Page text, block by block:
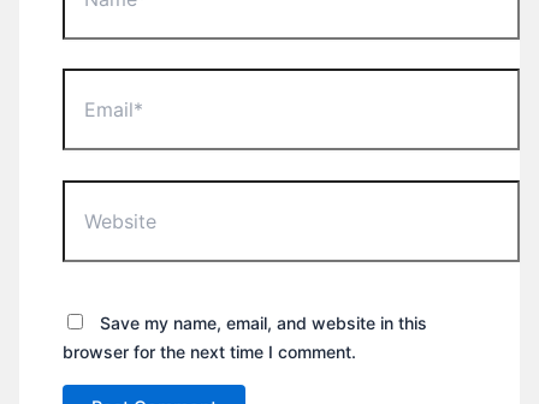
Save my name, email, and website in this
browser for the next time I comment.